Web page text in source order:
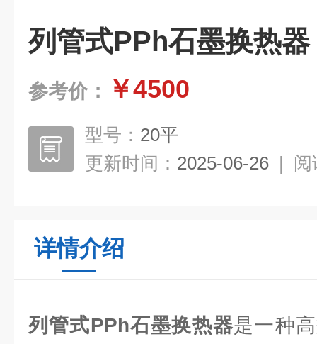
列管式PPh石墨换热器
参考价： ￥4500
型号： 20平
更新时间： 2025-06-26 | 阅
详情介绍
列管式PPh石墨换热器是一种